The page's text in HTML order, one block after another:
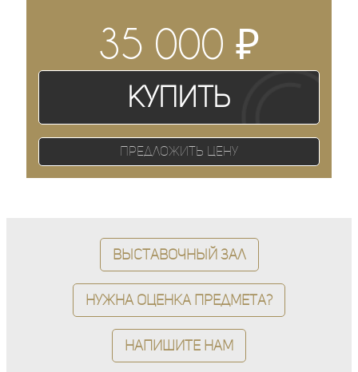
35 000₽
Купить
Предложить цену
Выставочный зал
Нужна оценка предмета?
Напишите нам